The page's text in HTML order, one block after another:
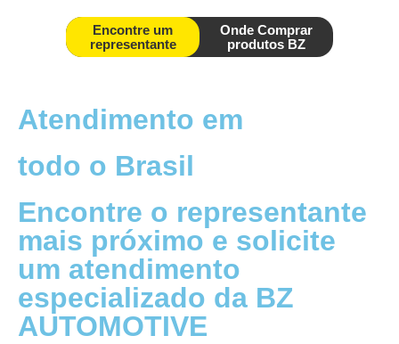
Encontre um
representante
Onde Comprar
produtos BZ
Atendimento em
todo o Brasil
Encontre o representante
mais próximo e solicite
um atendimento
especializado da BZ
AUTOMOTIVE
Pelo Brasil
Encontre as caixinhas
amarelas da BZ
AUTOMOTIVE, no
revendedor mais perto de
você!